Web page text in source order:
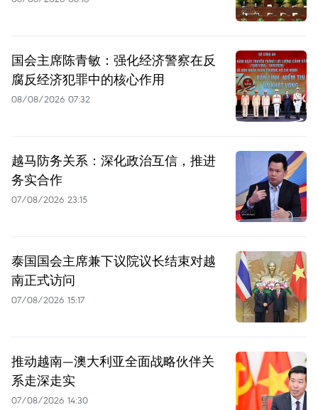
国会主席陈青敏：强化经济警察在反
腐反经济犯罪中的核心作用
08/08/2026 07:32
越马防务关系：深化政治互信，推进
务实合作
07/08/2026 23:15
泰国国会主席兼下议院议长结束对越
南正式访问
07/08/2026 15:17
推动越南—澳大利亚全面战略伙伴关
系走深走实
07/08/2026 14:30